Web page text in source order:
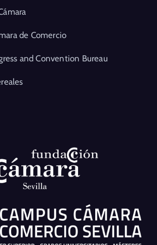
de Comercio
and Convention Bureau